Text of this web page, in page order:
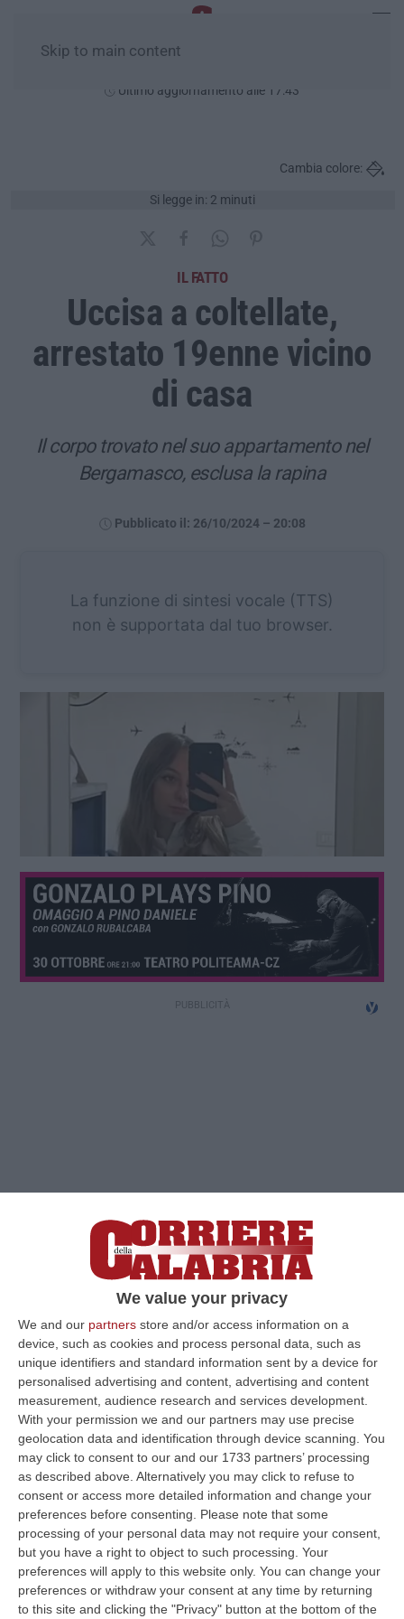
We value your privacy
We and our partners store and/or access information on a
device, such as cookies and process personal data, such as
unique identifiers and standard information sent by a device for
personalised advertising and content, advertising and content
measurement, audience research and services development.
With your permission we and our partners may use precise
geolocation data and identification through device scanning. You
may click to consent to our and our 1733 partners’ processing
as described above. Alternatively you may click to refuse to
consent or access more detailed information and change your
preferences before consenting.
Please note that some
processing of your personal data may not require your consent,
but you have a right to object to such processing. Your
preferences will apply to this website only. You can change your
preferences or withdraw your consent at any time by returning
to this site and clicking the "Privacy" button at the bottom of the
Skip to main content
Ultimo aggiornamento alle 17:43
Si legge in: 2 minuti
Cambia colore:
IL FATTO
Uccisa a coltellate,
arrestato 19enne vicino
di casa
Il corpo trovato nel suo appartamento nel
Bergamasco, esclusa la rapina
Pubblicato il: 26/10/2024 – 20:08
La funzione di sintesi vocale (TTS)
non è supportata dal tuo browser.
Clicca e segui “Corriere della Calabria” su Google News
BERGAMOÈ stato arrestato il ragazzo di 19
anni di origine indiana considerato il presunto
omicida di Sara Centelleghe, la ragazza
trovata morta la scorsa notte nel suo
appartamento a Costa Volpino (Bergamo).
Secondo quanto comunicato dai Carabinieri,